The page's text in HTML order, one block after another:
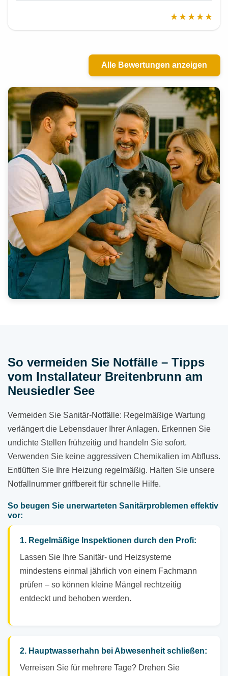
★★★★★
Alle Bewertungen anzeigen
So vermeiden Sie Notfälle – Tipps
vom Installateur Breitenbrunn am
Neusiedler See
Vermeiden Sie Sanitär-Notfälle: Regelmäßige Wartung
verlängert die Lebensdauer Ihrer Anlagen. Erkennen Sie
undichte Stellen frühzeitig und handeln Sie sofort.
Verwenden Sie keine aggressiven Chemikalien im Abfluss.
Entlüften Sie Ihre Heizung regelmäßig. Halten Sie unsere
Notfallnummer griffbereit für schnelle Hilfe.
So beugen Sie unerwarteten Sanitärproblemen effektiv
vor:
1. Regelmäßige Inspektionen durch den Profi:
Lassen Sie Ihre Sanitär- und Heizsysteme
mindestens einmal jährlich von einem Fachmann
prüfen – so können kleine Mängel rechtzeitig
entdeckt und behoben werden.
2. Hauptwasserhahn bei Abwesenheit schließen:
Verreisen Sie für mehrere Tage? Drehen Sie